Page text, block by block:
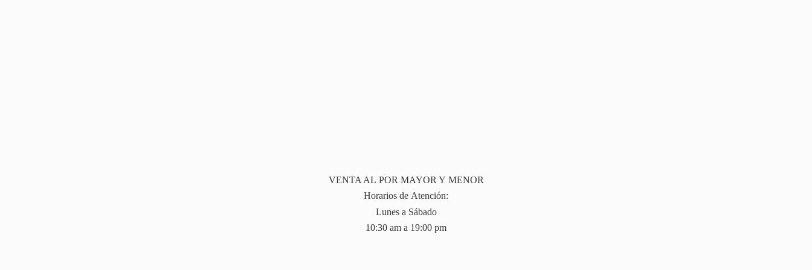
VENTA AL POR MAYOR Y MENOR
Horarios de Atención:
Lunes a Sábado
10:30 am a 19:00 pm